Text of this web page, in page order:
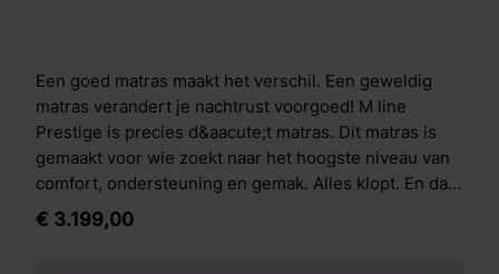
Een goed matras maakt het verschil. Een geweldig
matras verandert je nachtrust voorgoed! M line
Prestige is precies d&aacute;t matras. Dit matras is
gemaakt voor wie zoekt naar het hoogste niveau van
comfort, ondersteuning en gemak. Alles klopt. En dat
voel je vanaf het eerste moment dat je erop
ligt.&nbsp; Ultiem zacht comfort Dit matras is zacht,
€ 3.199,00